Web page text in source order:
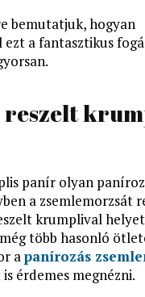
bemutatjuk, hogyan
a fantasztikus
reszelt
panír olyan
a zsemlemorzsát
krumplival
több hasonló
apanírozás
érdemes megnézni.